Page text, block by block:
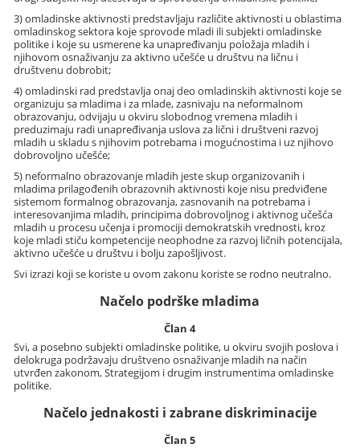
3) omladinske aktivnosti predstavljaju različite aktivnosti u oblastima
omladinskog sektora koje sprovode mladi ili subjekti omladinske
politike i koje su usmerene ka unapređivanju položaja mladih i
njihovom osnaživanju za aktivno učešće u društvu na ličnu i
društvenu dobrobit;
4) omladinski rad predstavlja onaj deo omladinskih aktivnosti koje se
organizuju sa mladima i za mlade, zasnivaju na neformalnom
obrazovanju, odvijaju u okviru slobodnog vremena mladih i
preduzimaju radi unapređivanja uslova za lični i društveni razvoj
mladih u skladu s njihovim potrebama i mogućnostima i uz njihovo
dobrovoljno učešće;
5) neformalno obrazovanje mladih jeste skup organizovanih i
mladima prilagođenih obrazovnih aktivnosti koje nisu predviđene
sistemom formalnog obrazovanja, zasnovanih na potrebama i
interesovanjima mladih, principima dobrovoljnog i aktivnog učešća
mladih u procesu učenja i promociji demokratskih vrednosti, kroz
koje mladi stiču kompetencije neophodne za razvoj ličnih potencijala,
aktivno učešće u društvu i bolju zapošljivost.
Svi izrazi koji se koriste u ovom zakonu koriste se rodno neutralno.
Načelo podrške mladima
Član 4
Svi, a posebno subjekti omladinske politike, u okviru svojih poslova i
delokruga podržavaju društveno osnaživanje mladih na način
utvrđen zakonom, Strategijom i drugim instrumentima omladinske
politike.
Načelo jednakosti i zabrane diskriminacije
Član 5